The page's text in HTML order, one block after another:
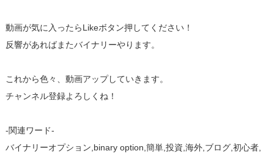
動画が気に入ったらLikeボタン押してください！
反響があればまたバイナリーやります。
これから色々、動画アップしていきます。
チャンネル登録よろしくね！
-関連ワード-
バイナリーオプション,binary option,簡単,投資,海外,ブログ,初心者,